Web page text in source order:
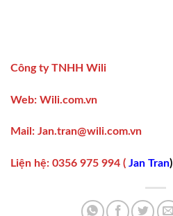
Công ty TNHH Wili
Web: Wili.com.vn
Mail : Jan.tran@wili.com.vn
Liện hệ: 0356 975 994 ( Jan Tran)